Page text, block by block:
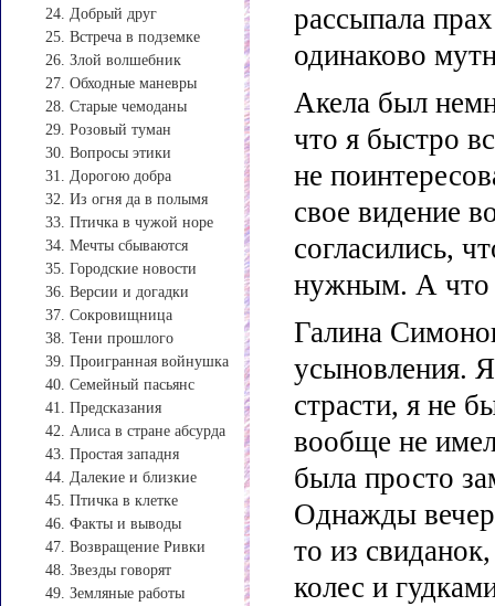
24. Добрый друг
25. Встреча в подземке
26. Злой волшебник
27. Обходные маневры
28. Старые чемоданы
29. Розовый туман
30. Вопросы этики
31. Дорогою добра
32. Из огня да в полымя
33. Птичка в чужой норе
34. Мечты сбываются
35. Городские новости
36. Версии и догадки
37. Сокровищница
38. Тени прошлого
39. Проигранная войнушка
40. Семейный пасьянс
41. Предсказания
42. Алиса в стране абсурда
43. Простая западня
44. Далекие и близкие
45. Птичка в клетке
46. Факты и выводы
47. Возвращение Ривки
48. Звезды говорят
49. Земляные работы
рассыпала
одинаково
Акела был
что я быстро
не
свое видение
согласились,
нужным. А что
Галина
усыновления.
страсти, я не
вообще не
была просто
Однажды
то из
колес и